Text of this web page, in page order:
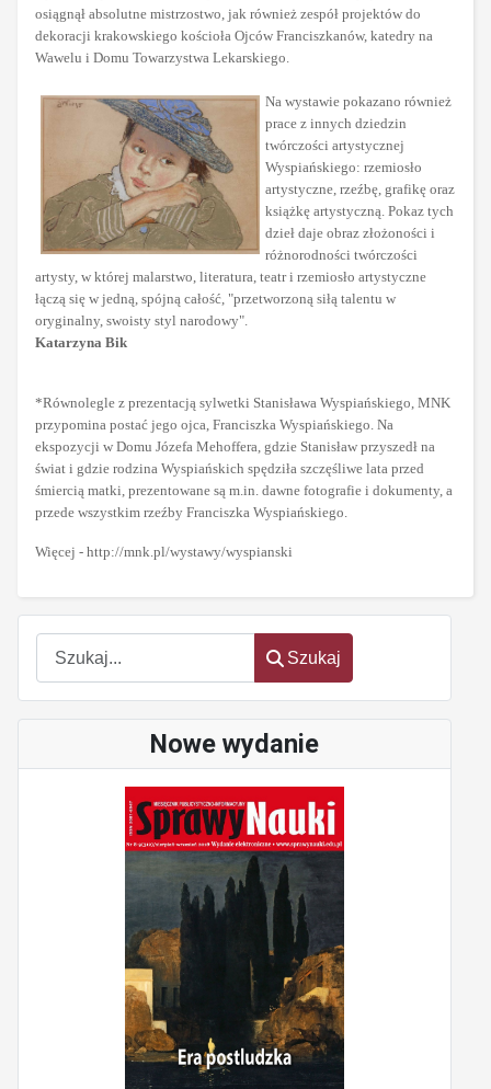
Szukaj
Szukaj
Nowe wydanie
osiągnął absolutne mistrzostwo, jak również zespół projektów do
dekoracji krakowskiego kościoła Ojców Franciszkanów, katedry na
Wawelu i Domu Towarzystwa Lekarskiego.
Na wystawie pokazano również
prace z innych dziedzin
twórczości artystycznej
Wyspiańskiego: rzemiosło
artystyczne, rzeźbę, grafikę oraz
książkę artystyczną. Pokaz tych
dzieł daje obraz złożoności i
różnorodności twórczości
artysty, w której malarstwo, literatura, teatr i rzemiosło artystyczne
łączą się w jedną, spójną całość, "przetworzoną siłą talentu w
oryginalny, swoisty styl narodowy".
Katarzyna Bik
*Równolegle z prezentacją sylwetki Stanisława Wyspiańskiego, MNK
przypomina postać jego ojca, Franciszka Wyspiańskiego. Na
ekspozycji w Domu Józefa Mehoffera, gdzie Stanisław przyszedł na
świat i gdzie rodzina Wyspiańskich spędziła szczęśliwe lata przed
śmiercią matki, prezentowane są m.in. dawne fotografie i dokumenty, a
przede wszystkim rzeźby Franciszka Wyspiańskiego.
Więcej - http://mnk.pl/wystawy/wyspianski